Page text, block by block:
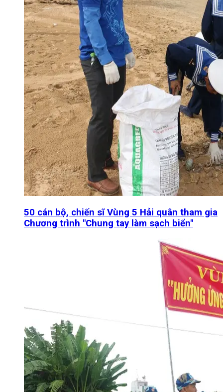
50 cán bộ, chiến sĩ Vùng 5 Hải quân tham gia
Chương trình "Chung tay làm sạch biển"